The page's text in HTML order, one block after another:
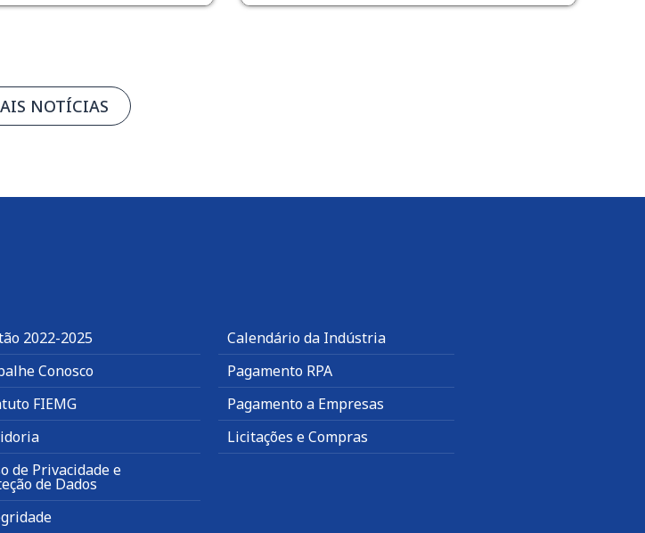
NOTÍCIAS
2022-2025
Conosco
FIEMG
de Privacidade e
de Dados
Calendário da Indústria
Pagamento RPA
Pagamento a Empresas
Licitações e Compras